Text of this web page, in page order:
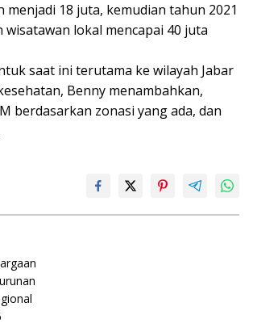
menjadi 18 juta, kemudian tahun 2021
lokal mencapai 40 juta
saat ini terutama ke wilayah Jabar
Benny menambahkan,
berdasarkan zonasi yang ada, dan